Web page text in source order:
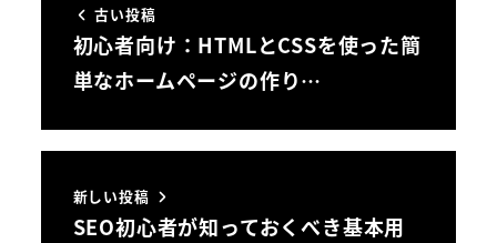
古い投稿
初心者向け：HTMLとCSSを使った簡
単なホームページの作り…
新しい投稿
SEO初心者が知っておくべき基本用